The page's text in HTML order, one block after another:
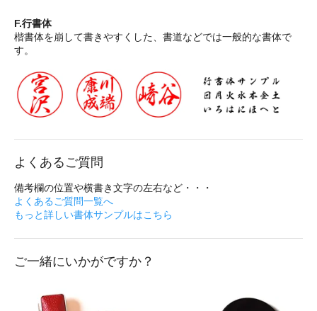
F.行書体
楷書体を崩して書きやすくした、書道などでは一般的な書体で
す。
よくあるご質問
備考欄の位置や横書き文字の左右など・・・
よくあるご質問一覧へ
もっと詳しい書体サンプルはこちら
ご一緒にいかがですか？